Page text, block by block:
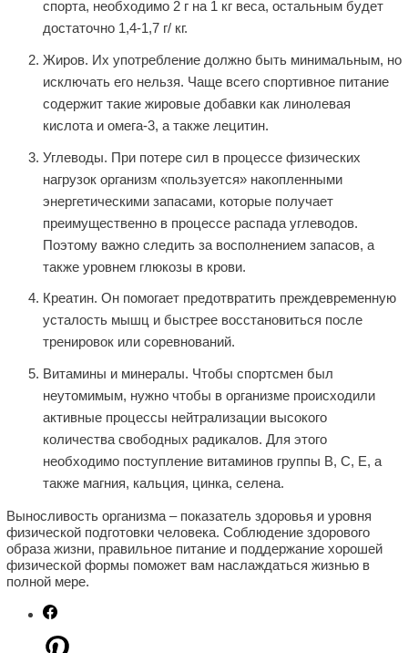
спорта, необходимо 2 г на 1 кг веса, остальным будет
достаточно 1,4-1,7 г/ кг.
Жиров. Их употребление должно быть минимальным, но
исключать его нельзя. Чаще всего спортивное питание
содержит такие жировые добавки как линолевая
кислота и омега-3, а также лецитин.
Углеводы. При потере сил в процессе физических
нагрузок организм «пользуется» накопленными
энергетическими запасами, которые получает
преимущественно в процессе распада углеводов.
Поэтому важно следить за восполнением запасов, а
также уровнем глюкозы в крови.
Креатин. Он помогает предотвратить преждевременную
усталость мышц и быстрее восстановиться после
тренировок или соревнований.
Витамины и минералы. Чтобы спортсмен был
неутомимым, нужно чтобы в организме происходили
активные процессы нейтрализации высокого
количества свободных радикалов. Для этого
необходимо поступление витаминов группы В, С, Е, а
также магния, кальция, цинка, селена.
Выносливость организма – показатель здоровья и уровня
физической подготовки человека. Соблюдение здорового
образа жизни, правильное питание и поддержание хорошей
физической формы поможет вам наслаждаться жизнью в
полной мере.